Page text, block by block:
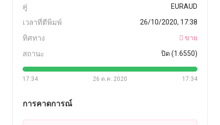
คู่ EURAUD
เวลาที่ตีพิมพ์ 26/10/2020, 17:38
ทิศทาง ขาย
สถานะ ปิด (1.6550)
17:34 17:34
26 ต.ค. 2020
การคาดการณ์